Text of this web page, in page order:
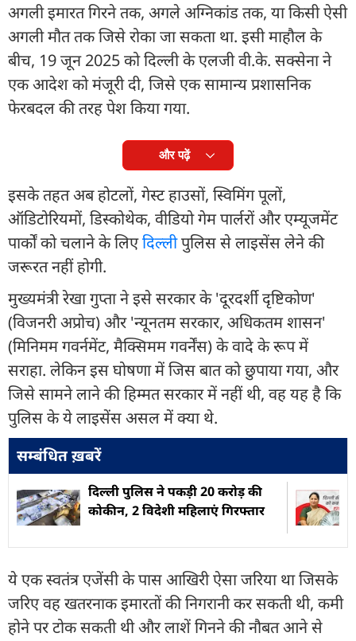
अगली इमारत गिरने तक, अगले अग्निकांड तक, या किसी ऐसी
अगली मौत तक जिसे रोका जा सकता था. इसी माहौल के
बीच, 19 जून 2025 को द‍िल्‍ली के एलजी वी.के. सक्सेना ने
एक आदेश को मंजूरी दी, जिसे एक सामान्य प्रशासनिक
फेरबदल की तरह पेश किया गया.
और पढ़ें
इसके तहत अब होटलों, गेस्ट हाउसों, स्विमिंग पूलों,
ऑडिटोरियमों, डिस्कोथेक, वीडियो गेम पार्लरों और एम्यूजमेंट
पार्कों को चलाने के लिएदिल्लीपुलिस से लाइसेंस लेने की
जरूरत नहीं होगी.
मुख्यमंत्री रेखा गुप्ता ने इसे सरकार के 'दूरदर्शी दृष्टिकोण'
(विजनरी अप्रोच) और 'न्यूनतम सरकार, अधिकतम शासन'
(मिनिमम गवर्नमेंट, मैक्सिमम गवर्नेंस) के वादे के रूप में
सराहा. लेकिन इस घोषणा में जिस बात को छुपाया गया, और
जिसे सामने लाने की हिम्मत सरकार में नहीं थी, वह यह है कि
पुलिस के ये लाइसेंस असल में क्या थे.
सम्बंधित ख़बरें
दिल्ली पुलिस ने पकड़ी 20 करोड़ की
कोकीन, 2 विदेशी महिलाएं गिरफ्तार
ये एक स्वतंत्र एजेंसी के पास आखिरी ऐसा जरिया था जिसके
जरिए वह खतरनाक इमारतों की निगरानी कर सकती थी, कमी
होने पर टोक सकती थी और लाशें गिनने की नौबत आने से